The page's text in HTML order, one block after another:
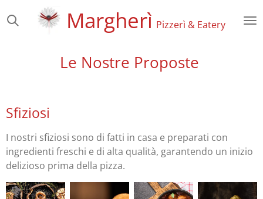
al
Margherì Pizzerì & Eatery
Le Nostre Proposte
Sfiziosi
I nostri sfiziosi sono di fatti in casa e preparati con
ingredienti freschi e di alta qualità, garantendo un inizio
delizioso prima della pizza.